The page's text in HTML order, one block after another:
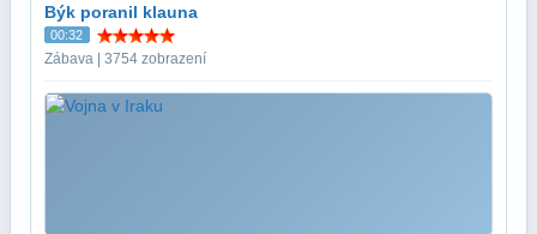
Býk poranil klauna
00:32
Zábava | 3754 zobrazení